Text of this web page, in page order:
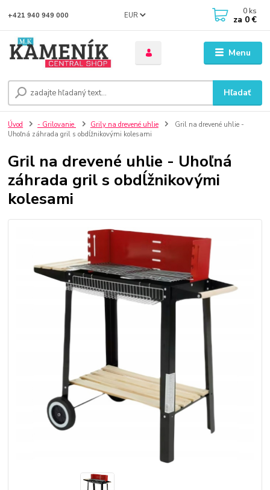
Menu
EUR
Hľadať
+421 940 949 000 0 ks
za 0 €
Úvod - Grilovanie Grily na drevené uhlie
Gril na drevené uhlie -
Uhoľná záhrada gril s obdĺžnikovými kolesami
Gril na drevené uhlie - Uhoľná
záhrada gril s obdĺžnikovými
kolesami